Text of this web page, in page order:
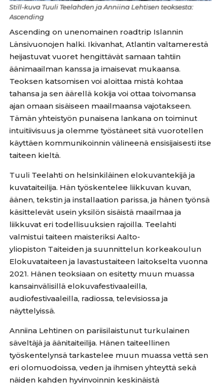
Still-kuva Tuuli Teelahden ja Anniina Lehtisen teoksesta:
Ascending
Ascending on unenomainen roadtrip Islannin
Länsivuonojen halki. Ikivanhat, Atlantin valtamerestä
heijastuvat vuoret hengittävät samaan tahtiin
äänimaailman kanssa ja imaisevat mukaansa.
Teoksen katsomisen voi aloittaa mistä kohtaa
tahansa ja sen äärellä kokija voi ottaa toivomansa
ajan omaan sisäiseen maailmaansa vajotakseen.
Tämän yhteistyön punaisena lankana on toiminut
intuitiivisuus ja olemme työstäneet sitä vuorotellen
käyttäen kommunikoinnin välineenä ensisijaisesti itse
taiteen kieltä.
Tuuli Teelahti on helsinkiläinen elokuvantekijä ja
kuvataiteilija. Hän työskentelee liikkuvan kuvan,
äänen, tekstin ja installaation parissa, ja hänen työnsä
käsittelevät usein yksilön sisäistä maailmaa ja
liikkuvat eri todellisuuksien rajoilla. Teelahti
valmistui taiteen maisteriksi Aalto-
yliopiston Taiteiden ja suunnittelun korkeakoulun
Elokuvataiteen ja lavastustaiteen laitokselta vuonna
2021. Hänen teoksiaan on esitetty muun muassa
kansainvälisillä elokuvafestivaaleilla,
audiofestivaaleilla, radiossa, televisiossa ja
näyttelyissä.
Anniina Lehtinen on pariisilaistunut turkulainen
säveltäjä ja äänitaiteilija. Hänen taiteellinen
työskentelynsä tarkastelee muun muassa vettä sen
eri olomuodoissa, veden ja ihmisen yhteyttä sekä
näiden kahden hyvinvoinnin keskinäistä